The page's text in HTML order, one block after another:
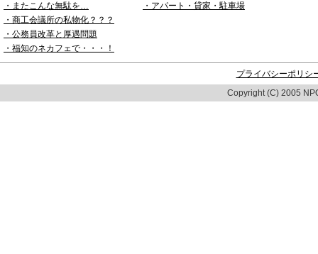
・またこんな無駄を…
・商工会議所の私物化？？？
・公務員改革と厚遇問題
・福知のネカフェで・・・！
・アパート・貸家・駐車場
プライバシーポリシ
Copyright (C) 2005